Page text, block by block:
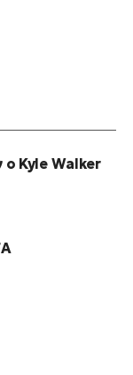
ο Kyle Walker